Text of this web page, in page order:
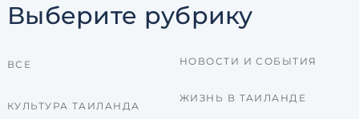
Выберите рубрику
ВСЕ
КУЛЬТУРА ТАИЛАНДА
НОВОСТИ И СОБЫТИЯ
ЖИЗНЬ В ТАИЛАНДЕ